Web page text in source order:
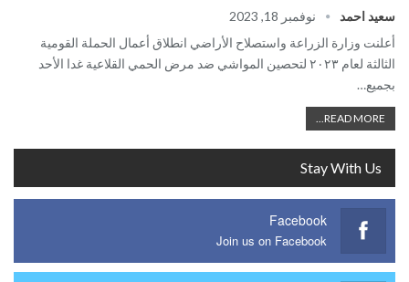
سعيد احمد
نوفمبر 18, 2023
أعلنت وزارة الزراعة واستصلاح الأراضي انطلاق أعمال الحملة القومية
الثالثة لعام ٢٠٢٣ لتحصين المواشي ضد مرض الحمي القلاعية غدا الأحد
بجميع…
READ MORE...
Stay With Us
Facebook
Join us on Facebook